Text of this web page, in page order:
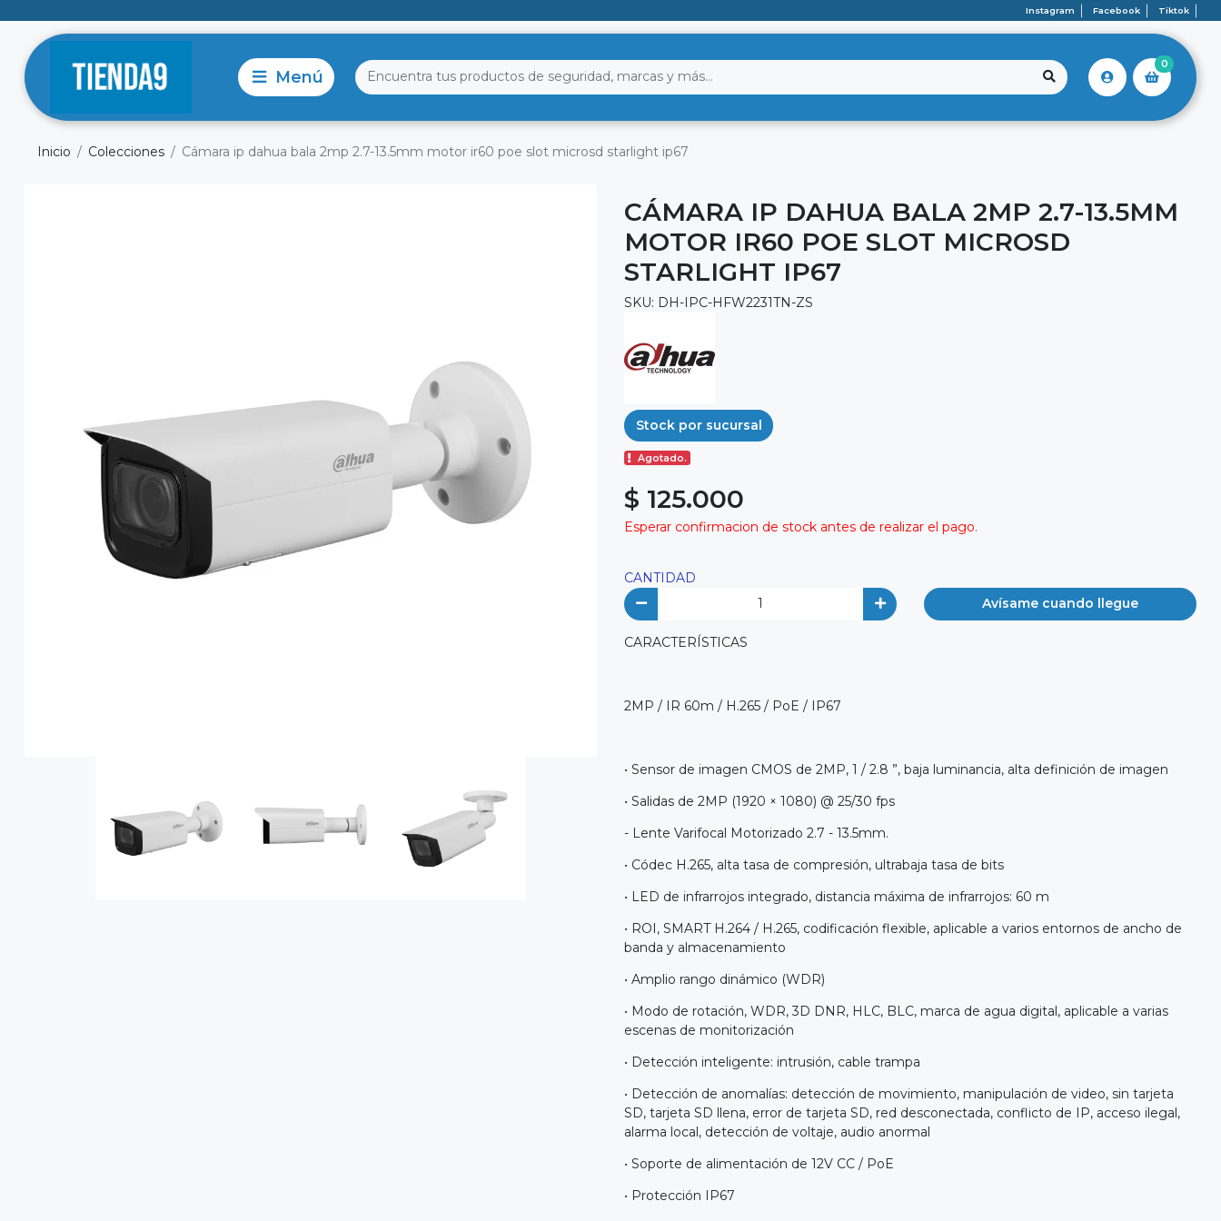
Instagram Facebook Tiktok
0
Inicio Colecciones Cámara ip dahua bala 2mp 2.7-13.5mm motor ir60 poe slot microsd starlight ip67
CÁMARA IP DAHUA BALA 2MP 2.7-13.5MM
MOTOR IR60 POE SLOT MICROSD
STARLIGHT IP67
SKU: DH-IPC-HFW2231TN-ZS
Stock por sucursal
Agotado.
$ 125.000
Esperar confirmacion de stock antes de realizar el pago.
CANTIDAD
Avísame cuando llegue
CARACTERÍSTICAS
2MP / IR 60m / H.265 / PoE / IP67
• Sensor de imagen CMOS de 2MP, 1 / 2.8 ”, baja luminancia, alta definición de imagen
• Salidas de 2MP (1920 × 1080) @ 25/30 fps
- Lente Varifocal Motorizado 2.7 - 13.5mm.
• Códec H.265, alta tasa de compresión, ultrabaja tasa de bits
• LED de infrarrojos integrado, distancia máxima de infrarrojos: 60 m
• ROI, SMART H.264 / H.265, codificación flexible, aplicable a varios entornos de ancho de
banda y almacenamiento
• Amplio rango dinámico (WDR)
• Modo de rotación, WDR, 3D DNR, HLC, BLC, marca de agua digital, aplicable a varias
escenas de monitorización
• Detección inteligente: intrusión, cable trampa
• Detección de anomalías: detección de movimiento, manipulación de video, sin tarjeta
SD, tarjeta SD llena, error de tarjeta SD, red desconectada, conflicto de IP, acceso ilegal,
alarma local, detección de voltaje, audio anormal
• Soporte de alimentación de 12V CC / PoE
• Protección IP67